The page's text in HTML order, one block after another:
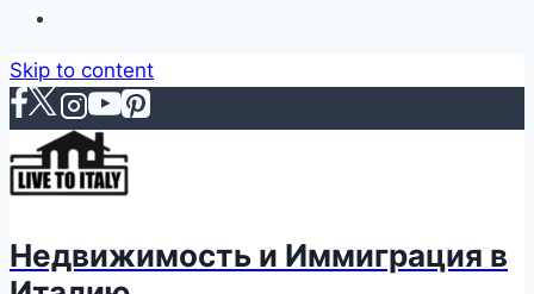
Skip to content
Недвижимость и Иммиграция в